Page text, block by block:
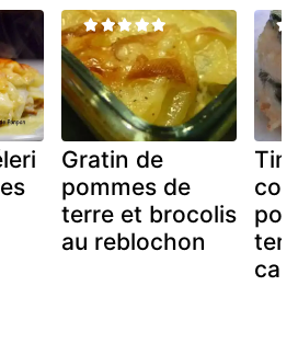
Gratin de
pommes de
terre et brocolis
au reblochon